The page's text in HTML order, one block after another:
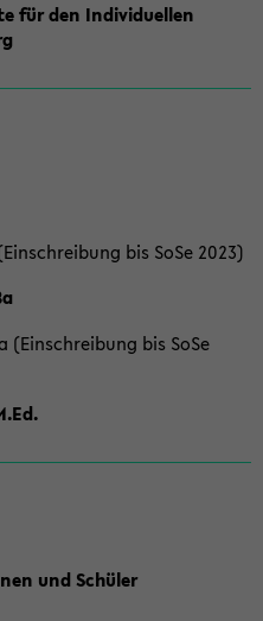
für den Individuellen
bis SoSe 2023)
bis SoSe
und Schüler